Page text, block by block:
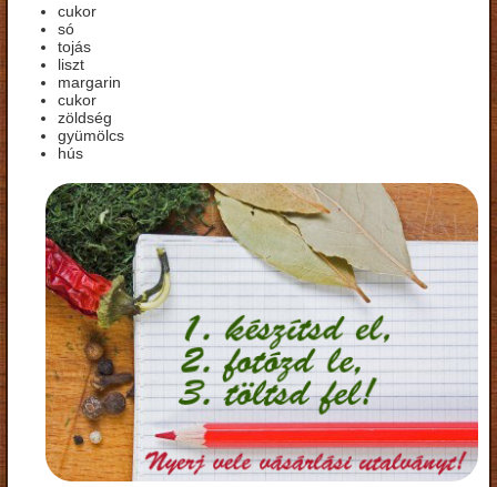
cukor
só
tojás
liszt
margarin
cukor
zöldség
gyümölcs
hús